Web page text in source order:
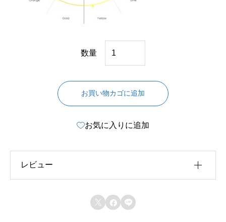
強
み
が
見
る
の
周
波
数量
お買い物カゴに追加
お気に入りに追加
レビュー
レビュー投稿には、会員登録が必要です。
会員登録する
  